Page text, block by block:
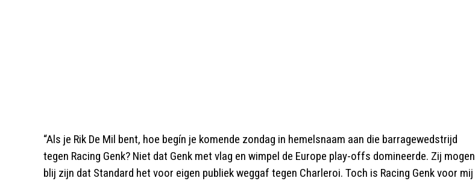
“Als je Rik De Mil bent, hoe begín je komende zondag in hemelsnaam aan die barragewedstrijd
tegen Racing Genk? Niet dat Genk met vlag en wimpel de Europe play-offs domineerde. Zij mogen
blij zijn dat Standard het voor eigen publiek weggaf tegen Charleroi. Toch is Racing Genk voor mij